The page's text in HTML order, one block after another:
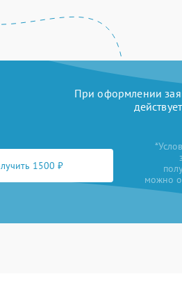
При оформлении
1500 ₽
можно